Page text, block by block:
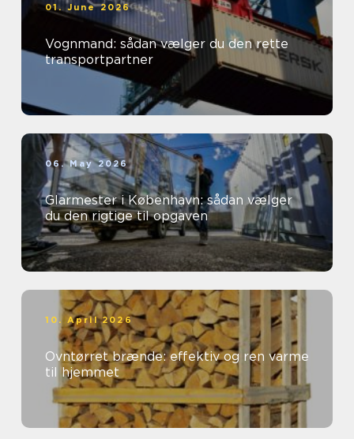
01. June 2026
Vognmand: sådan vælger du den rette
transportpartner
06. May 2026
Glarmester i København: sådan vælger
du den rigtige til opgaven
10. April 2026
Ovntørret brænde: effektiv og ren varme
til hjemmet